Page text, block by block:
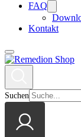
FAQ
Kontakt
Suchen